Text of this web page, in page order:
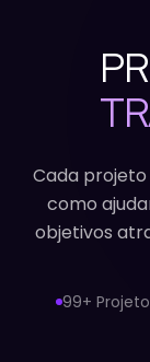
Cada projeto
como
objetivos
99+